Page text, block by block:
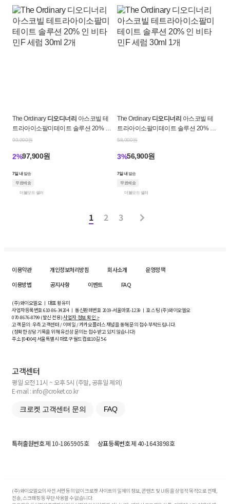
The Ordinary 디오디너리 아스코빌 테
트라아이소팔미테이트 솔루션 20% 인
비타민F 세럼 30ml 2개
99,900원
2%97,900원
7일 내 발송
무료배송
더블모드 셀러
The Ordinary 디오디너리 아스코빌 테
트라아이소팔미테이트 솔루션 20% 인
비타민F 세럼 30ml 1개
58,900원
3%56,900원
7일 내 발송
무료배송
더블모드 셀러
1 2 3
이용약관 개인정보처리방침 회사소개
운영정책
이용방법
공지사항 이벤트 FAQ
(주)와이오엘오 ㅣ 대표 황유미
사업자등록번호610-86-34204ㅣ 통신판매번호 2019-서울마포-1239 ㅣ 호스팅 (주)와이오엘오
070-8676-8799 (발신 전용)사업자 정보 확인 >
고객 문의: 우측 고객센터 / 이메일 / 카카오플러스 채널을 통해 문의 접수 부탁드립니다.
(정확한 상담 기록을 위해 유선상 문의는 접수받고 있지 않습니다)
주소 [04004] 서울특별시 마포구 월드컵로10길5-6
고객센터
평일 오전 11시 ~ 오후 5시 (주말, 공휴일 제외)
E-mail : info@croket.co.kr
크로켓 고객센터 문의 FAQ
특허출원번호제 10-1865905호 상표등록번호제 40-1643898호
(주)와이오엘오의 사전 서면 동의 없이 크로켓 사이트의 일체의 정보, 콘텐츠 및 UI등을 상업적 목적으로 전재,
전송, 스크래핑 등 무단 사용할 수 없습니다.